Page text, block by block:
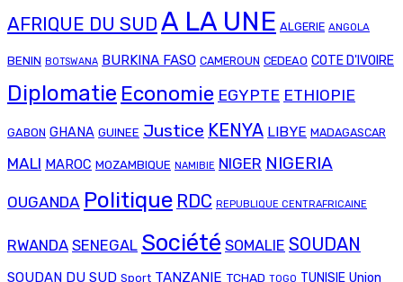
AFRIQUE DU SUD A LA UNE ALGERIE ANGOLA
BENIN BOTSWANA BURKINA FASO CAMEROUN CEDEAO COTE D'IVOIRE
Diplomatie Economie EGYPTE ETHIOPIE
GABON GHANA GUINEE Justice KENYA LIBYE MADAGASCAR
MALI MAROC MOZAMBIQUE NAMIBIE NIGER NIGERIA
OUGANDA Politique RDC REPUBLIQUE CENTRAFRICAINE
RWANDA SENEGAL Société SOMALIE SOUDAN
SOUDAN DU SUD Sport TANZANIE TCHAD TOGO TUNISIE Union